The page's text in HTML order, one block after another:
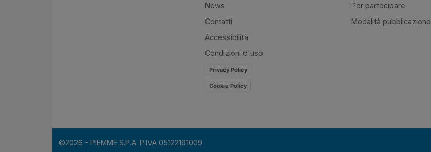
News
Contatti
Accessibilità
Condizioni d'uso
Privacy Policy
Cookie Policy
Per partecipare
Modalità pubblicazione
©2026 - PIEMME S.P.A. P.IVA 05122191009